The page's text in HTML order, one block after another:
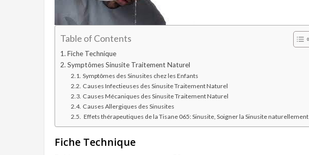
Table of Contents
Fiche Technique
Symptômes Sinusite Traitement Naturel
Symptômes des Sinusites chez les Enfants
Causes Infectieuses des Sinusite Traitement Naturel
Causes Mécaniques des Sinusite Traitement Naturel
Causes Allergiques des Sinusites
Effets thérapeutiques de la Tisane 065: Sinusite, Soigner la Sinusite naturellement
Fiche Technique